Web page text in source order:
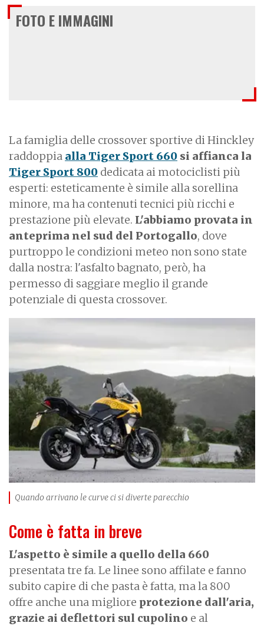
FOTO E IMMAGINI
La famiglia delle crossover sportive di Hinckley
raddoppia alla Tiger Sport 660 si affianca la
Tiger Sport 800 dedicata ai motociclisti più
esperti: esteticamente è simile alla sorellina
minore, ma ha contenuti tecnici più ricchi e
prestazione più elevate. L'abbiamo provata in
anteprima nel sud del Portogallo, dove
purtroppo le condizioni meteo non sono state
dalla nostra: l'asfalto bagnato, però, ha
permesso di saggiare meglio il grande
potenziale di questa crossover.
m
g
e
Quando arrivano le curve ci si diverte parecchio
Come è fatta in breve
L'aspetto è simile a quello della 660
presentata tre fa. Le linee sono affilate e fanno
subito capire di che pasta è fatta, ma la 800
offre anche una migliore protezione dall'aria,
grazie ai deflettori sul cupolino e al